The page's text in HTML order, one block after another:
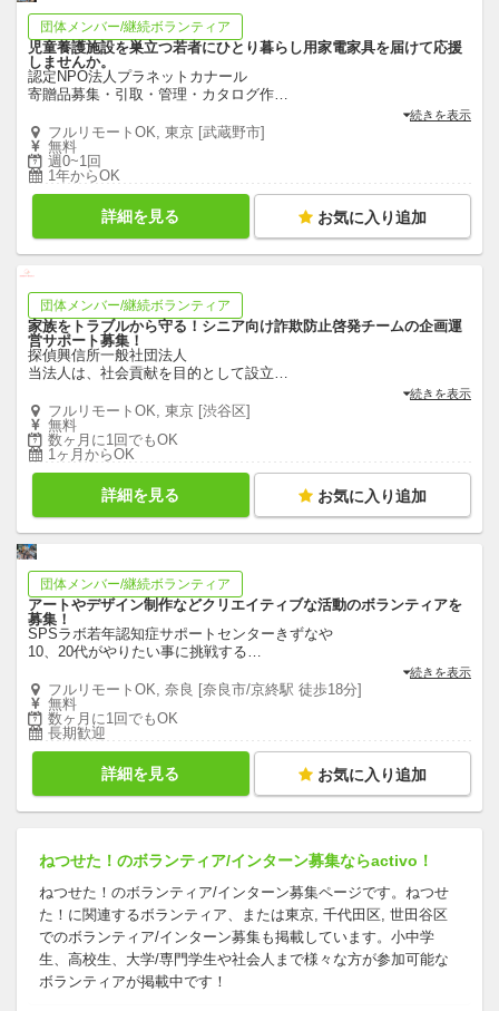
団体メンバー/継続ボランティア
児童養護施設を巣立つ若者にひとり暮らし用家電家具を届けて応援
しませんか。
認定NPO法人プラネットカナール
寄贈品募集・引取・管理・カタログ作…
続きを表示
フルリモートOK, 東京 [武蔵野市]
無料
週0~1回
1年からOK
詳細を見る お気に入り追加
団体メンバー/継続ボランティア
家族をトラブルから守る！シニア向け詐欺防止啓発チームの企画運
営サポート募集！
探偵興信所一般社団法人
当法人は、社会貢献を目的として設立…
続きを表示
フルリモートOK, 東京 [渋谷区]
無料
数ヶ月に1回でもOK
1ヶ月からOK
詳細を見る お気に入り追加
団体メンバー/継続ボランティア
アートやデザイン制作などクリエイティブな活動のボランティアを
募集！
SPSラボ若年認知症サポートセンターきずなや
10、20代がやりたい事に挑戦する…
続きを表示
フルリモートOK, 奈良 [奈良市/京終駅 徒歩18分]
無料
数ヶ月に1回でもOK
長期歓迎
詳細を見る お気に入り追加
ねつせた！のボランティア/インターン募集ならactivo！
ねつせた！のボランティア/インターン募集ページです。ねつせ
た！に関連するボランティア、または東京, 千代田区, 世田谷区
でのボランティア/インターン募集も掲載しています。小中学
生、高校生、大学/専門学生や社会人まで様々な方が参加可能な
ボランティアが掲載中です！